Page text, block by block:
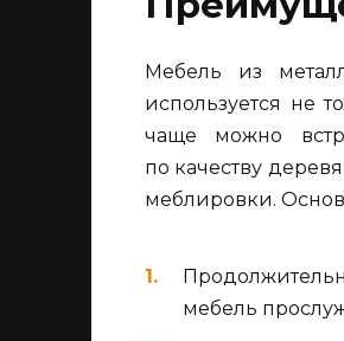
Мебель из
используется не
чаще можно
по качеству
меблировки.
мебель